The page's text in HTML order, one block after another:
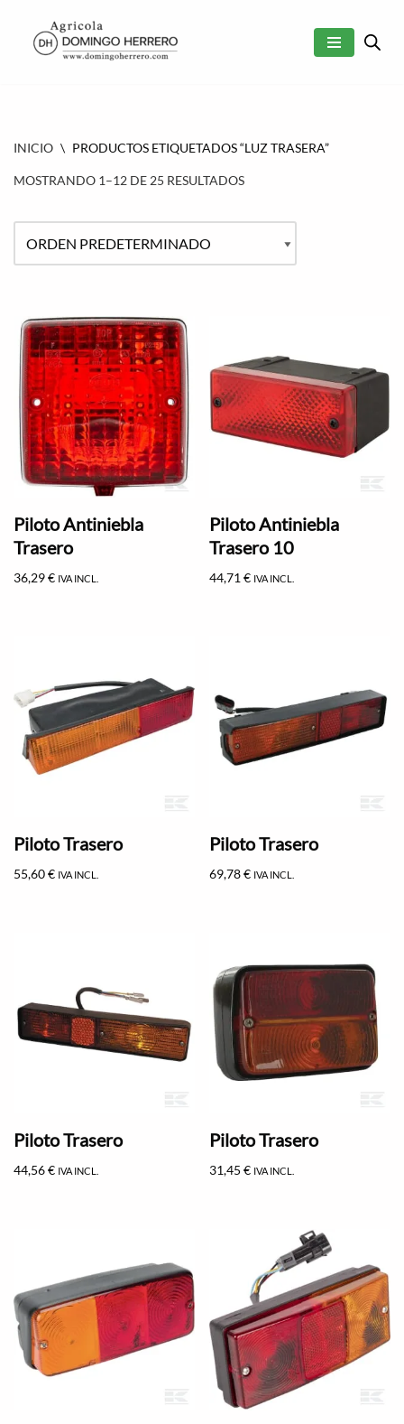
SALTAR
INICIO \ PRODUCTOS ETIQUETADOS “LUZ TRASERA”
MOSTRANDO 1–12 DE 25 RESULTADOS
Piloto Antiniebla
Trasero
36,29€ IVA INCL.
Piloto Antiniebla
Trasero 10
44,71€ IVA INCL.
Piloto Trasero
55,60€ IVA INCL.
Piloto Trasero
69,78€ IVA INCL.
Piloto Trasero
44,56€ IVA INCL.
Piloto Trasero
31,45€ IVA INCL.